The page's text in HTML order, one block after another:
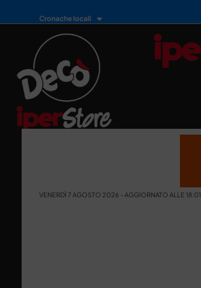
Cronache locali
VENERDÌ 7 AGOSTO 2026 - AGGIORNATO ALLE 18:01